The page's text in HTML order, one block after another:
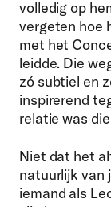
volledig op
vergeten hoe
met het
leidde. Die
zó subtiel en
inspirerend
relatie was
Niet dat het
natuurlijk van
iemand als